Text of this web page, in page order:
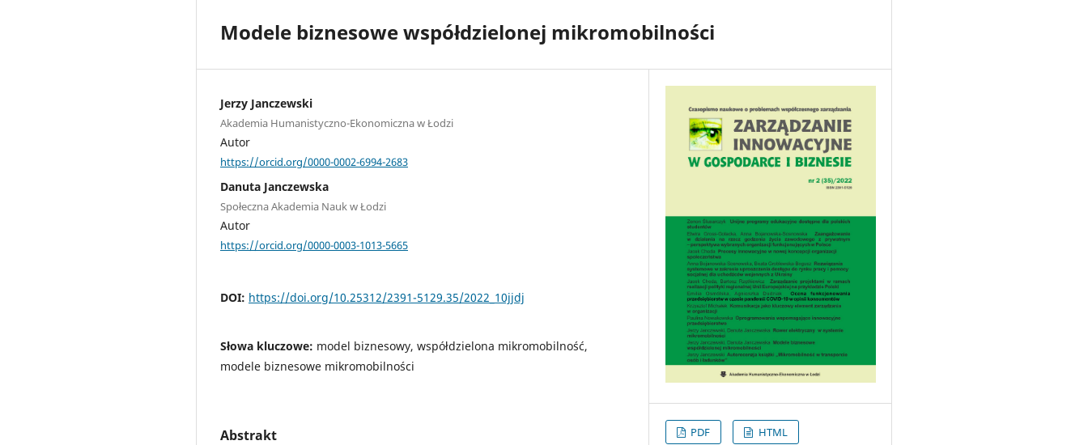
Modele biznesowe współdzielonej mikromobilności
Jerzy Janczewski
Akademia Humanistyczno-Ekonomiczna w Łodzi
Autor
https://orcid.org/0000-0002-6994-2683
Danuta Janczewska
Społeczna Akademia Nauk w Łodzi
Autor
https://orcid.org/0000-0003-1013-5665
DOI: https://doi.org/10.25312/2391-5129.35/2022_10jjdj
Słowa kluczowe: model biznesowy, współdzielona mikromobilność,
modele biznesowe mikromobilności
Abstrakt PDF HTML